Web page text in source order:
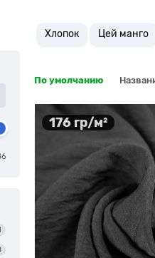
Хлопок Цей манго
По умолчанию
176 гр/м²